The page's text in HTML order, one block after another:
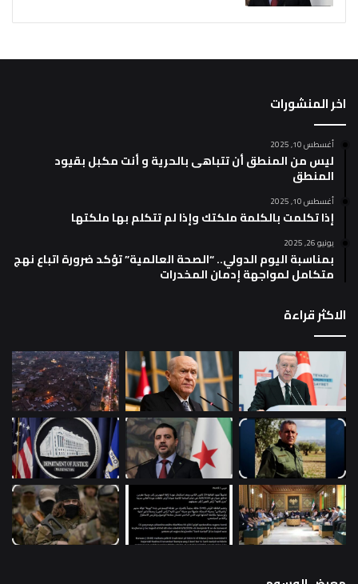
اخر المنشورات
أغسطس 10, 2025
ليس من المنطق أن تتباهى بالحرية و أنت مكبل بقيود
المنطق
أغسطس 10, 2025
إذا تكلمت بالكلمة ملكتك وإذا لم تتكلم بها ملكتها
يونيو 26, 2025
بمناسبة اليوم الدولي.. “الصحة العالمية” تؤكد ضرورة اتباع نهج
متكامل لمواجهة إدمان المخدرات
الاكثر قراءة